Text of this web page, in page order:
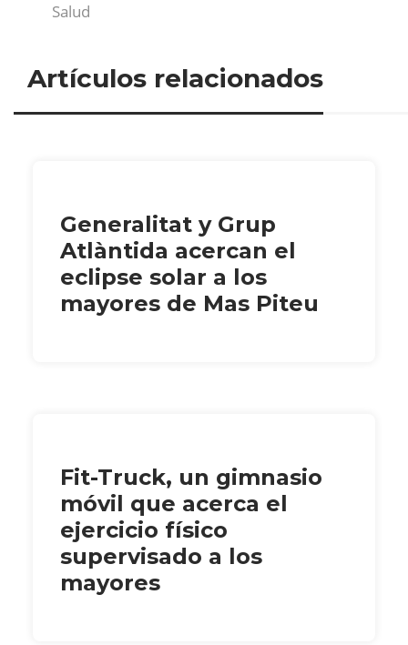
Salud
Artículos relacionados
Generalitat y Grup
Atlàntida acercan el
eclipse solar a los
mayores de Mas Piteu
Fit-Truck, un gimnasio
móvil que acerca el
ejercicio físico
supervisado a los
mayores